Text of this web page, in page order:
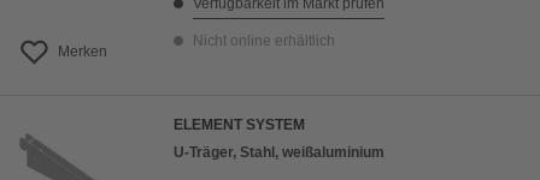
Merken
Verfügbarkeit im Markt prüfen
Nicht online erhältlich
ELEMENT SYSTEM
U-Träger, Stahl, weißaluminium